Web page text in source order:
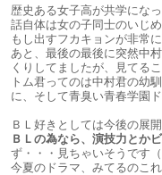
歴史ある女子高が共学にな
話自体は女の子同士のいじ
もし出すフカキョンが非常
あと、最後の最後に突然中
くりしてましたが、見てる
トム君ってのは中村君の幼
に、そして青臭い青春学園
ＢＬ好きとしては今後の展
ＢＬの為なら、演技力とか
ず・・・見ちゃいそうです
今夏のドラマ、みてるのこ